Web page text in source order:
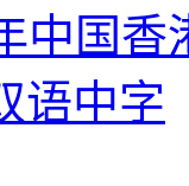
中国
语中字